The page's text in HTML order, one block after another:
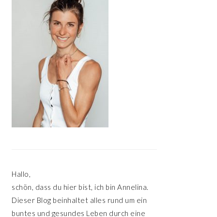
Hallo,
schön, dass du hier bist, ich bin Annelina.
Dieser Blog beinhaltet alles rund um ein
buntes und gesundes Leben durch eine